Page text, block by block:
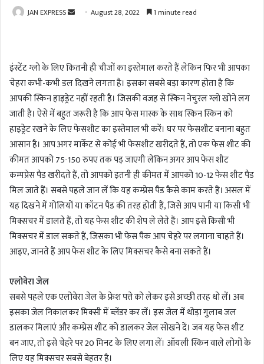
JAN EXPRESS
a
n
e
m
a
i
August 28, 2022 1 minute read
इंस्टेंट ग्लो के लिए कितनी ही चीजों का इस्तेमाल करते हैं लेकिन फिर भी आपका
चेहरा कभी-कभी डल दिखने लगता है। इसका सबसे बड़ा कारण होता है कि
आपकी स्किन हाइड्रेट नहीं रहती है। जिसकी वजह से स्किन नेचुरल ग्लो खोने लग
जाती है। ऐसे में बहुत जरूरी है कि आप फेस मास्क के साथ स्किन स्किन को
हाइड्रेट रखने के लिए फेसशीट का इस्तेमाल भी करें। घर पर फेसशीट बनाना बहुत
आसान है। आप अगर मार्केट से कोई भी फेसशीट खरीदते हैं, तो एक फेस शीट की
कीमत आपको 75-150 रुपए तक पड़ जाएगी लेकिन अगर आप फेस शीट
कम्पप्रेस पैड खरीदते हैं, तो आपको इतनी ही कीमत में आपको 10-12 फेस शीट पैड
मिल जाते हैं। सबसे पहले जान लें कि यह कम्प्रेस पैड कैसे काम करते हैं। असल में
यह दिखने में गोलियों या कॉटन पैड की तरह होती हैं, जिसे आप पानी या किसी भी
मिक्सचर में डालते हैं, तो यह फेस शीट की शेप ले लेते हैं। आप इसे किसी भी
मिक्सचर में डाल सकते हैं, जिसका भी फेस पैक आप चेहरे पर लगाना चाहते हैं।
आइए, जानते हैं आप फेस शीट के लिए मिक्सचर कैसे बना सकते हैं।
एलोवेरा जेल
सबसे पहले एक एलोवेरा जेल के फ्रेश पत्ते को लेकर इसे अच्छी तरह धो लें। अब
इसका जेल निकालकर मिक्सी में ब्लेंडर कर लें। इस जेल में थोड़ा गुलाब जल
डालकर मिलाएं और कम्प्रेस शीट को डालकर जेल सोखने दें। जब यह फेस शीट
बन जाए, तो इसे चेहरे पर 20 मिनट के लिए लगा लें। ऑयली स्किन वाले लोगों के
लिए यह मिक्सचर सबसे बेहतर है।